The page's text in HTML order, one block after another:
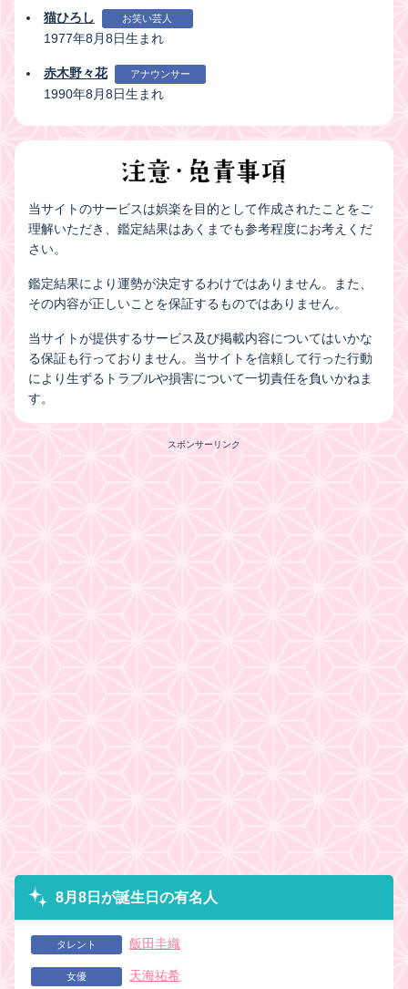
猫ひろし お笑い芸人
1977年8月8日生まれ
赤木野々花 アナウンサー
1990年8月8日生まれ
当サイトのサービスは娯楽を目的として作成されたことをご
理解いただき、鑑定結果はあくまでも参考程度にお考えくだ
さい。
鑑定結果により運勢が決定するわけではありません。また、
その内容が正しいことを保証するものではありません。
当サイトが提供するサービス及び掲載内容についてはいかな
る保証も行っておりません。当サイトを信頼して行った行動
により生ずるトラブルや損害について一切責任を負いかねま
す。
スポンサーリンク
8月8日が誕生日の有名人
タレント 飯田圭織
女優 天海祐希